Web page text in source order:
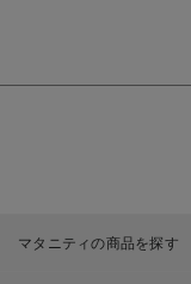
マタニティの商品を探す